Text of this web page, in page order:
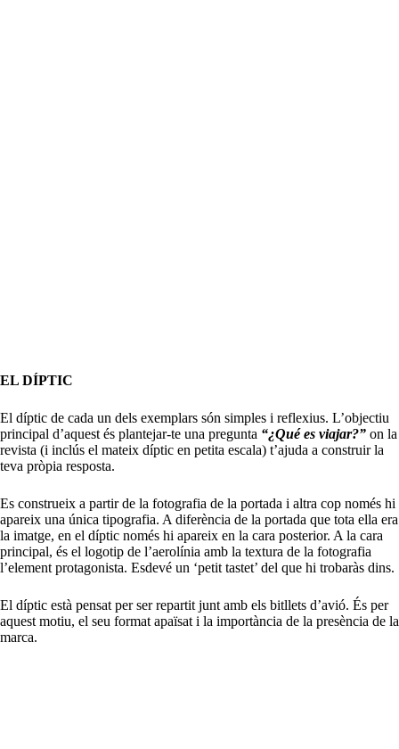
EL DÍPTIC
El díptic de cada un dels exemplars són simples i reflexius. L’objectiu
principal d’aquest és plantejar-te una pregunta “¿Qué es viajar?” on la
revista (i inclús el mateix díptic en petita escala) t’ajuda a construir la
teva pròpia resposta.
Es construeix a partir de la fotografia de la portada i altra cop només hi
apareix una única tipografia. A diferència de la portada que tota ella era
la imatge, en el díptic només hi apareix en la cara posterior. A la cara
principal, és el logotip de l’aerolínia amb la textura de la fotografia
l’element protagonista. Esdevé un ‘petit tastet’ del que hi trobaràs dins.
El díptic està pensat per ser repartit junt amb els bitllets d’avió. És per
aquest motiu, el seu format apaïsat i la importància de la presència de la
marca.